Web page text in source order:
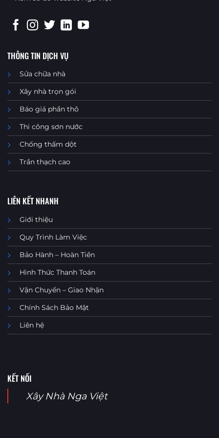
THÔNG TIN DỊCH VỤ
Sửa chữa nhà
Xây nhà trọn gói
Báo giá phần thô
Thi công sơn nước
Chống thấm dột
Trần thạch cao
LIÊN KẾT NHANH
Giới thiệu
Quy Trình Làm Việc
Bảo Hành – Hoàn Tiền
Hình Thức Thanh Toán
Vận Chuyển – Giao Nhận
Chính Sách Bảo Mật
Liên hệ
KẾT NỐI
Xây Nhà Nga Việt